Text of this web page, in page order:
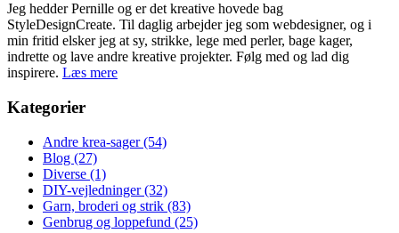
Jeg hedder Pernille og er det kreative hovede bag
StyleDesignCreate. Til daglig arbejder jeg som webdesigner, og i
min fritid elsker jeg at sy, strikke, lege med perler, bage kager,
indrette og lave andre kreative projekter. Følg med og lad dig
inspirere. Læs mere
Kategorier
Andre krea-sager(54)
Blog (27)
Diverse (1)
DIY-vejledninger(32)
Garn, broderi og strik (83)
Genbrug og loppefund (25)